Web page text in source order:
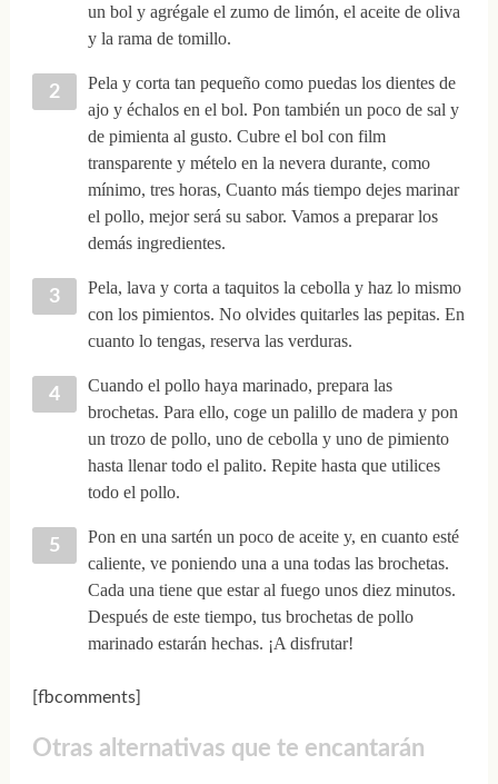
un bol y agrégale el zumo de limón, el aceite de oliva
y la rama de tomillo.
Pela y corta tan pequeño como puedas los dientes de
ajo y échalos en el bol. Pon también un poco de sal y
de pimienta al gusto. Cubre el bol con film
transparente y mételo en la nevera durante, como
mínimo, tres horas, Cuanto más tiempo dejes marinar
el pollo, mejor será su sabor. Vamos a preparar los
demás ingredientes.
Pela, lava y corta a taquitos la cebolla y haz lo mismo
con los pimientos. No olvides quitarles las pepitas. En
cuanto lo tengas, reserva las verduras.
Cuando el pollo haya marinado, prepara las
brochetas. Para ello, coge un palillo de madera y pon
un trozo de pollo, uno de cebolla y uno de pimiento
hasta llenar todo el palito. Repite hasta que utilices
todo el pollo.
Pon en una sartén un poco de aceite y, en cuanto esté
caliente, ve poniendo una a una todas las brochetas.
Cada una tiene que estar al fuego unos diez minutos.
Después de este tiempo, tus brochetas de pollo
marinado estarán hechas. ¡A disfrutar!
[fbcomments]
Otras alternativas que te encantarán